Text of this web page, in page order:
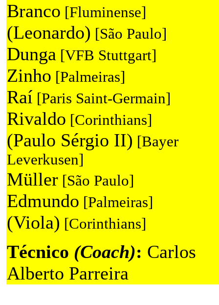
Branco [Fluminense]
(Leonardo) [São Paulo]
Dunga [VFB Stuttgart]
Zinho [Palmeiras]
Raí [Paris Saint-Germain]
Rivaldo [Corinthians]
(Paulo Sérgio II) [Bayer
Leverkusen]
Müller [São Paulo]
Edmundo [Palmeiras]
(Viola) [Corinthians]
Técnico (Coach): Carlos
Alberto Parreira